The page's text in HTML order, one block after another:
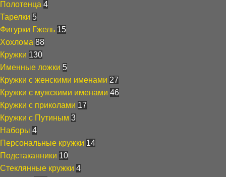
Полотенца 4
Тарелки 5
Фигурки Гжель 15
Хохлома 88
Кружки 130
Именные ложки 5
Кружки с женскими именами 27
Кружки с мужскими именами 46
Кружки с приколами 17
Кружки с Путиным 3
Наборы 4
Персональные кружки 14
Подстаканники 10
Стеклянные кружки 4